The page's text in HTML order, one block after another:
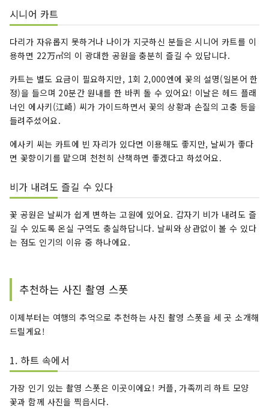
시니어 카트
다리가 자유롭지 못하거나 나이가 지긋하신 분들은 시니어 카트를 이
용하면 22万㎡의 이 광대한 공원을 충분히 즐길 수 있답니다.
카트는 별도 요금이 필요하지만, 1회 2,000엔에 꽃의 설명(일본어 한
정)을 들으며 20분간 원내를 한 바퀴 돌 수 있어요! 이날은 헤드 플래
너인 에사키(江崎) 씨가 가이드하면서 꽃의 상황과 손질의 고충 등을
들려주셨어요.
에사키 씨는 카트에 빈 자리가 있다면 이용해도 좋지만, 날씨가 좋다
면 꽃향이기를 맡으며 천천히 산책하면 좋겠다고 하셨어요.
비가 내려도 즐길 수 있다
꽃 공원은 날씨가 쉽게 변하는 고원에 있어요. 갑자기 비가 내려도 즐
길 수 있도록 온실 구역도 충실하답니다. 날씨와 상관없이 볼 수 있다
는 점도 인기의 이유 중 하나에요.
추천하는 사진 촬영 스폿
이제부터는 여행의 추억으로 추천하는 사진 촬영 스폿을 세 곳 소개해
드릴게요!
1. 하트 속에서
가장 인기 있는 촬영 스폿은 이곳이에요! 커플, 가족끼리 하트 모양
꽃과 함께 사진을 찍읍시다.